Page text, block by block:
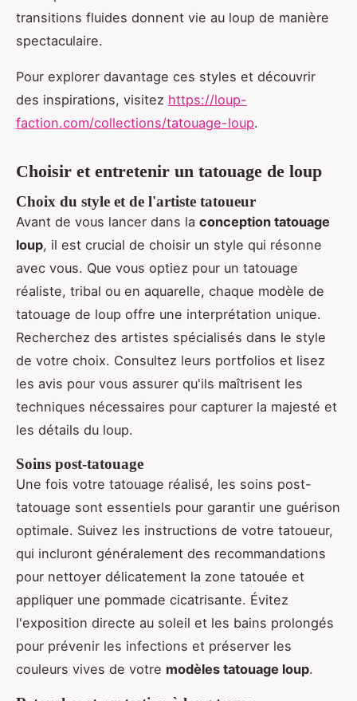
transitions fluides donnent vie au loup de manière
spectaculaire.
Pour explorer davantage ces styles et découvrir
des inspirations, visitez https://loup-
faction.com/collections/tatouage-loup.
Choisir et entretenir un tatouage de loup
Choix du style et de l'artiste tatoueur
Avant de vous lancer dans la conception tatouage
loup, il est crucial de choisir un style qui résonne
avec vous. Que vous optiez pour un tatouage
réaliste, tribal ou en aquarelle, chaque modèle de
tatouage de loup offre une interprétation unique.
Recherchez des artistes spécialisés dans le style
de votre choix. Consultez leurs portfolios et lisez
les avis pour vous assurer qu'ils maîtrisent les
techniques nécessaires pour capturer la majesté et
les détails du loup.
Soins post-tatouage
Une fois votre tatouage réalisé, les soins post-
tatouage sont essentiels pour garantir une guérison
optimale. Suivez les instructions de votre tatoueur,
qui incluront généralement des recommandations
pour nettoyer délicatement la zone tatouée et
appliquer une pommade cicatrisante. Évitez
l'exposition directe au soleil et les bains prolongés
pour prévenir les infections et préserver les
couleurs vives de votre modèles tatouage loup.